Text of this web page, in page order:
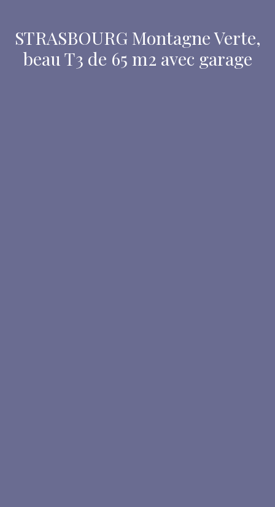
STRASBOURG Montagne Verte,
beau T3 de 65 m2 avec garage